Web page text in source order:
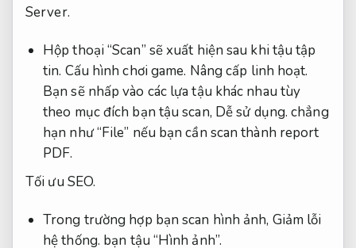
Server.
Hộp thoại “Scan” sẽ xuất hiện sau khi tậu tập
tin. Cấu hình chơi game. Nâng cấp linh hoạt.
Bạn sẽ nhấp vào các lựa tậu khác nhau tùy
theo mục đích bạn tậu scan, Dễ sử dụng. chẳng
hạn như “File” nếu bạn cần scan thành report
PDF.
Tối ưu SEO.
Trong trường hợp bạn scan hình ảnh, Giảm lỗi
hệ thống. bạn tậu “Hình ảnh”.